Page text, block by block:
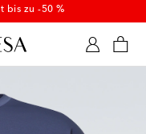
bis zu -50 %